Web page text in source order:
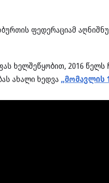
ფედერაციამ
ხელშეწყობით, 2016
ახალი ხედვა „მომავლის